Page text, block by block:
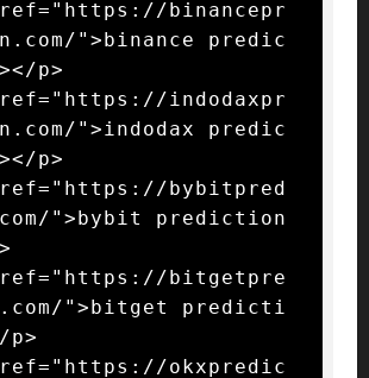
binancepr
">binance predic
p>
indodaxpr
">indodax predic
p>
bybitpred
">bybit prediction
bitgetpre
">bitget predicti
p>
okxpredic